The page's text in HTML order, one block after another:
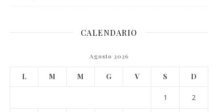
CALENDARIO
Agosto 2026
L M M G V S D
1 2